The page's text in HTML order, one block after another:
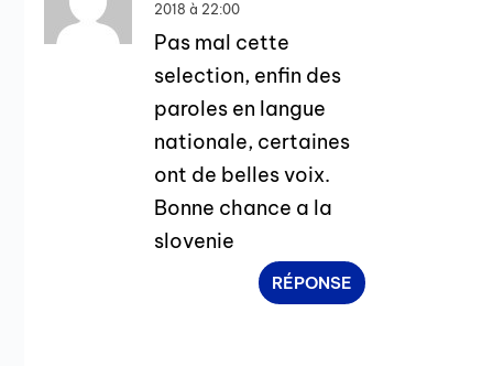
2018 à 22:00
Pas mal cette
selection, enfin des
paroles en langue
nationale, certaines
ont de belles voix.
Bonne chance a la
slovenie
RÉPONSE